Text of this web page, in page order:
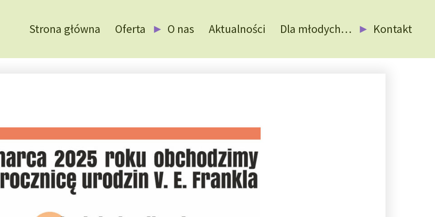
Strona główna Oferta O nas Aktualności Dla młodych… Kontakt